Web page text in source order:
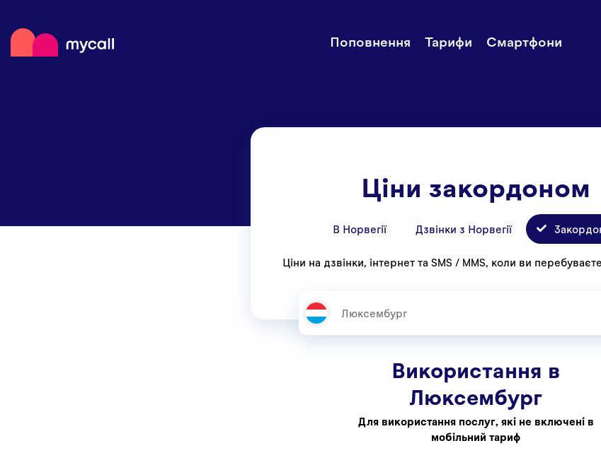
Mycall Поповнення Тарифи Смартфони
Поповнити рахунок
Додатковий
Ціни
Ціни закордоном
В Норвегії Дзвінки з Норвегії
Ціни на дзвінки, інтернет та SMS / MMS, коли ви
Використання в
Люксембург
Для використання послуг, які не включені в
мобільний тариф